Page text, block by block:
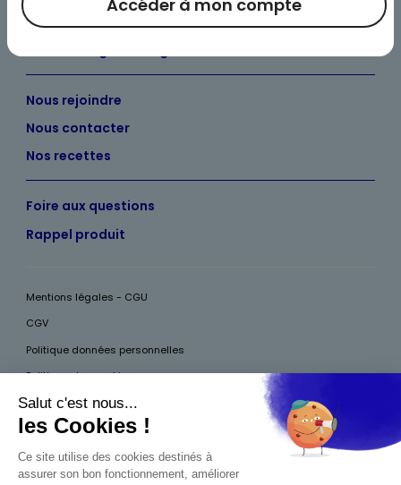
Parrainage
Nous rejoindre
Nous contacter
Nos recettes
Foire aux questions
Rappel produit
Mentions légales - CGU
CGV
Politique données personnelles
Politique des cookies
Accessibilité
Pour votre santé, mangez au moins cinq fruits et légumes par jour, plus
d’infos surwww.mangerbouger.fr
Accéder à mon compte